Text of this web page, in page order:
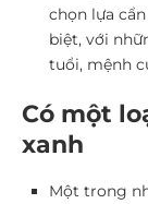
chọn lựa
biệt, với
tuổi, mệnh
Có một
xanh
Một trong